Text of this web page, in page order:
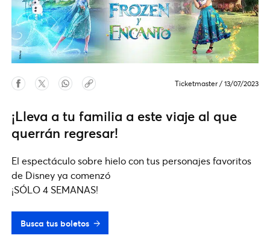
Ticketmaster / 13/07/2023
¡Lleva a tu familia a este viaje al que
querrán regresar!
El espectáculo sobre hielo con tus personajes favoritos
de Disney ya comenzó
¡SÓLO 4 SEMANAS!
Busca tus boletos